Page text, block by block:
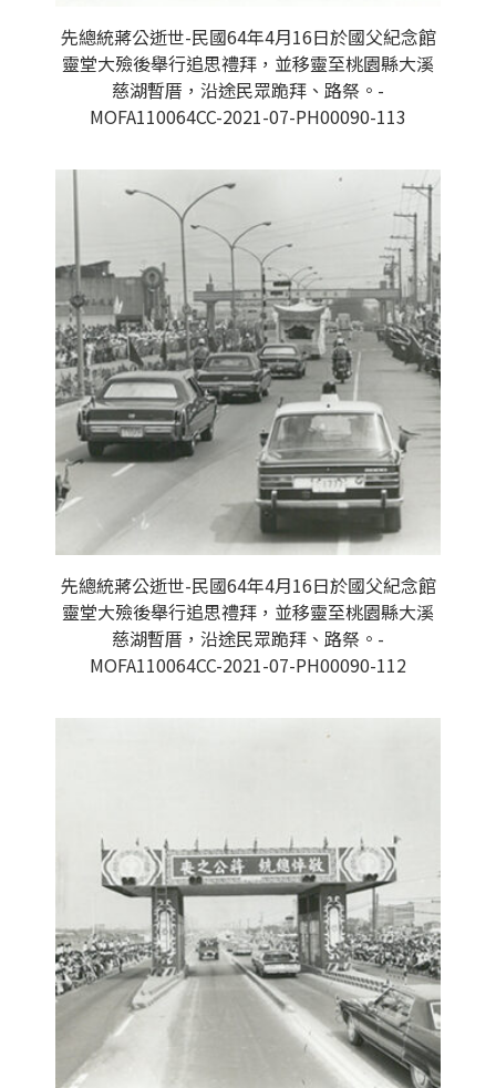
先總統蔣公逝世-民國64年4月16日於國父紀念館
靈堂大殮後舉行追思禮拜，並移靈至桃園縣大溪
慈湖暫厝，沿途民眾跪拜、路祭。-
MOFA110064CC-2021-07-PH00090-113
先總統蔣公逝世-民國64年4月16日於國父紀念館
靈堂大殮後舉行追思禮拜，並移靈至桃園縣大溪
慈湖暫厝，沿途民眾跪拜、路祭。-
MOFA110064CC-2021-07-PH00090-112